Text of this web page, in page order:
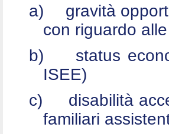
a)
gravità
con riguardo
b)
status
ISEE)
c)
disabilità
familiari